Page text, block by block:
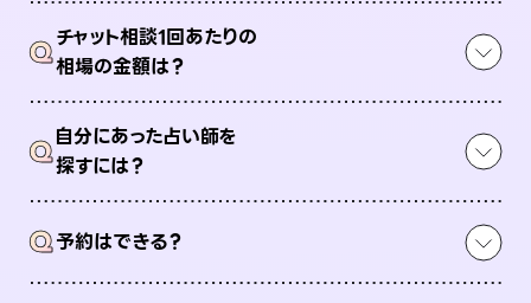
Qチャット相談1回あたりの
相場の金額は？
Q自分にあった占い師を
探すには？
Q予約はできる？